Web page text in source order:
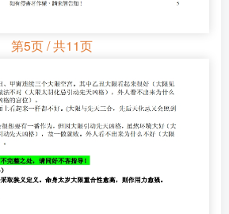
第5页 / 共11页